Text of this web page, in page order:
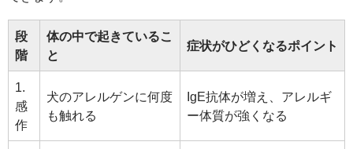
段
階
体の中で起きているこ
と
症状がひどくなるポイント
1.
感
作
犬のアレルゲンに何度
も触れる
IgE抗体が増え、アレルギ
ー体質が強くなる